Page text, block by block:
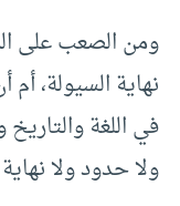
ومن الصعب على
نهاية السيولة،
في اللغة
ولا حدود ولا نهاية